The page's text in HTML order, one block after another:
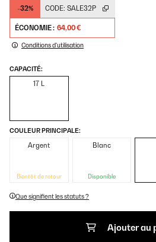
-32% CODE: SALE32P
ÉCONOMIE : 64,00 €
Conditions d'utilisation
CAPACITÉ:
17 L
COULEUR PRINCIPALE:
Argent
Bientôt de retour
Blanc
Disponible
Que signifient les statuts ?
Ajouter au